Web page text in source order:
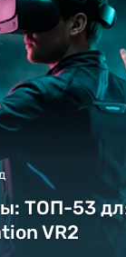
ТОП-53
VR2